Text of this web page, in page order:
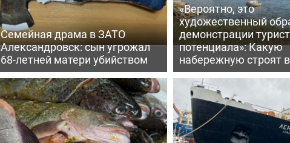
Семейная драма в ЗАТО
Александровск: сын угрожал
68-летней матери убийством
«Вероятно, это
художественный
демонстрации
потенциала»: Какую
набережную строят